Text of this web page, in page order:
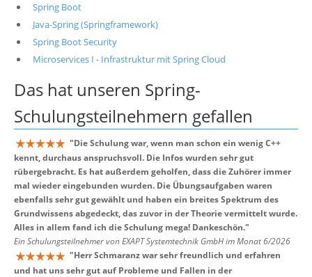
Spring Boot
Java-Spring (Springframework)
Spring Boot Security
Microservices I - Infrastruktur mit Spring Cloud
Das hat unseren Spring-
Schulungsteilnehmern gefallen
"Die Schulung war, wenn man schon ein wenig C++
kennt, durchaus anspruchsvoll. Die Infos wurden sehr gut
rübergebracht. Es hat außerdem geholfen, dass die Zuhörer immer
mal wieder eingebunden wurden. Die Übungsaufgaben waren
ebenfalls sehr gut gewählt und haben ein breites Spektrum des
Grundwissens abgedeckt, das zuvor in der Theorie vermittelt wurde.
Alles in allem fand ich die Schulung mega! Dankeschön."
Ein Schulungsteilnehmer von EXAPT Systemtechnik GmbH im Monat 6/2026
"Herr Schmaranz war sehr freundlich und erfahren
und hat uns sehr gut auf Probleme und Fallen in der